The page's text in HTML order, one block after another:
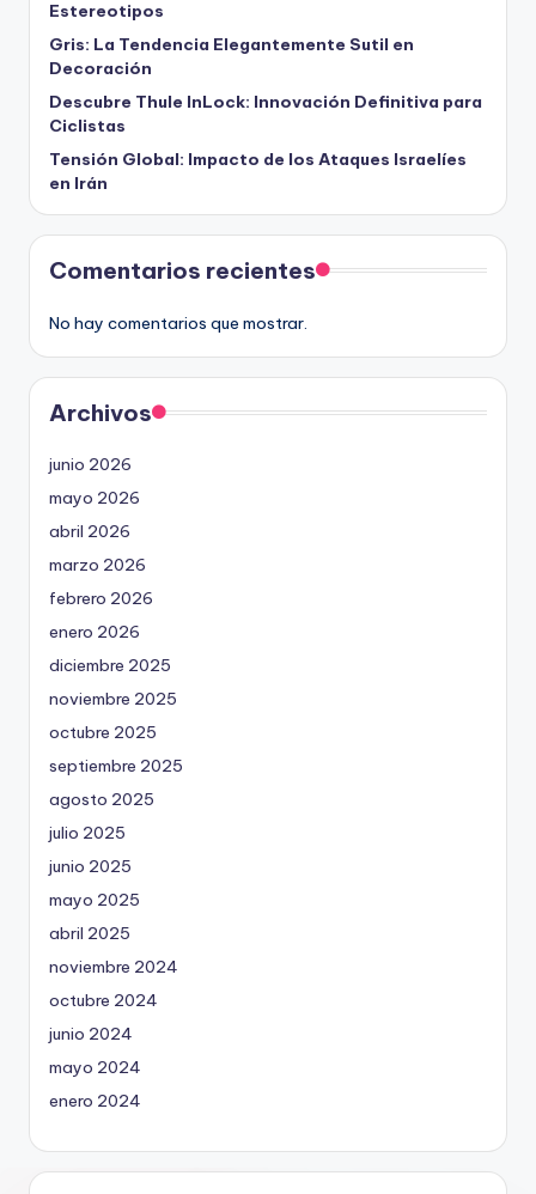
Estereotipos
Gris: La Tendencia Elegantemente Sutil en
Decoración
Descubre Thule InLock: Innovación Definitiva para
Ciclistas
Tensión Global: Impacto de los Ataques Israelíes
en Irán
Comentarios recientes
No hay comentarios que mostrar.
Archivos
junio 2026
mayo 2026
abril 2026
marzo 2026
febrero 2026
enero 2026
diciembre 2025
noviembre 2025
octubre 2025
septiembre 2025
agosto 2025
julio 2025
junio 2025
mayo 2025
abril 2025
noviembre 2024
octubre 2024
junio 2024
mayo 2024
enero 2024